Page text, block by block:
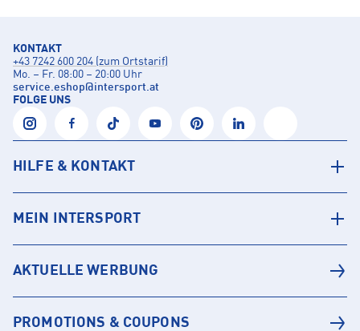
KONTAKT
+43 7242 600 204 (zum Ortstarif)
Mo. – Fr. 08:00 – 20:00 Uhr
service.eshop@intersport.at
FOLGE UNS
HILFE & KONTAKT
MEIN INTERSPORT
AKTUELLE WERBUNG
PROMOTIONS & COUPONS